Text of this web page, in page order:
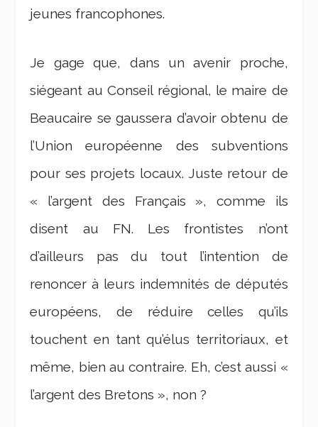
jeunes francophones.
Je gage que, dans un avenir proche,
siégeant au Conseil régional, le maire de
Beaucaire se gaussera d’avoir obtenu de
l’Union européenne des subventions
pour ses projets locaux. Juste retour de
« l’argent des Français », comme ils
disent au FN. Les frontistes n’ont
d’ailleurs pas du tout l’intention de
renoncer à leurs indemnités de députés
européens, de réduire celles qu’ils
touchent en tant qu’élus territoriaux, et
même, bien au contraire. Eh, c’est aussi «
l’argent des Bretons », non ?